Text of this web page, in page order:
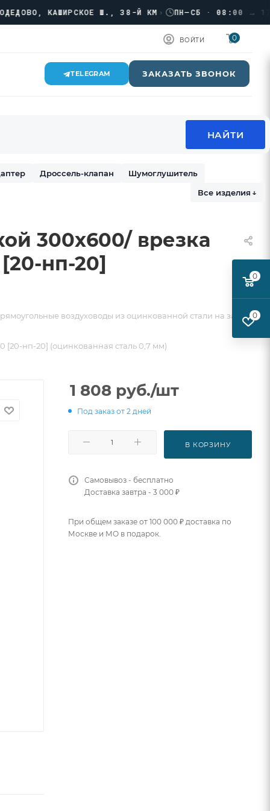
КАШИРСКОЕ Ш., 38-Й КМ › ПН–СБ · 08:00 → 17:00
ВОЙТИ 0
TELEGRAM ЗАКАЗАТЬ ЗВОНОК
Дроссель-клапан
Шумоглушитель
Все изделия ↓
300х600/ врезка
нп-20]
воздуховоды из оцинкованной стали на заказ
[20-нп-20] (оцинкованная сталь 0,7 мм)
1 808 руб./шт
Под заказ от 2 дней
В КОРЗИНУ
Самовывоз - бесплатно
Доставка завтра - 3 000 ₽
При общем заказе от 100 000 ₽ доставка по
Москве и МО в подарок.
0
0